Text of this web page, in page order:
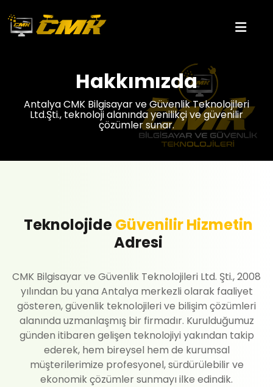
Hakkımızda
Antalya CMK Bilgisayar ve Güvenlik Teknolojileri
Ltd.Şti., teknoloji alanında yenilikçi ve güvenilir
çözümler sunar.
TeknolojideGüvenilir Hizmetin
Adresi
CMK Bilgisayar ve Güvenlik Teknolojileri Ltd. Şti., 2008
yılından bu yana Antalya merkezli olarak faaliyet
gösteren, güvenlik teknolojileri ve bilişim çözümleri
alanında uzmanlaşmış bir firmadır. Kurulduğumuz
günden itibaren gelişen teknolojiyi yakından takip
ederek, hem bireysel hem de kurumsal
müşterilerimize profesyonel, sürdürülebilir ve
ekonomik çözümler sunmayı ilke edindik.